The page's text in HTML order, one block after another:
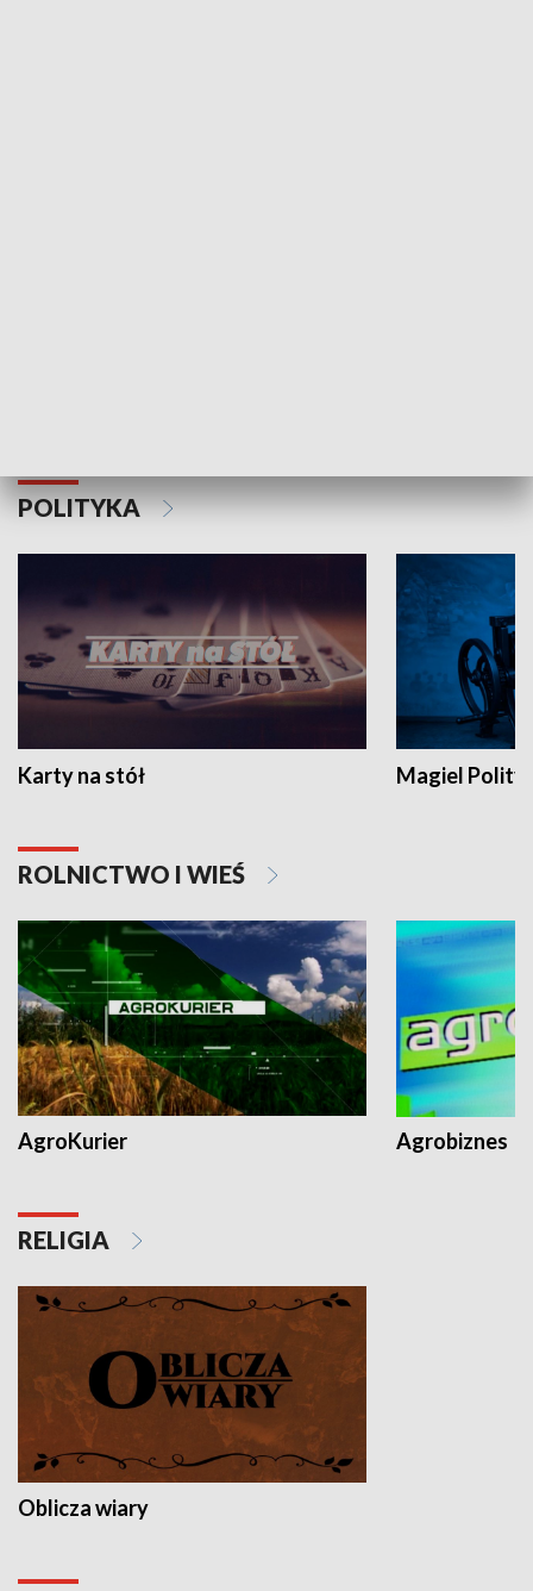
POLITYKA
Karty na stół Magiel
ROLNICTWO I WIEŚ
AgroKurier Agrobiznes
RELIGIA
Oblicza wiary